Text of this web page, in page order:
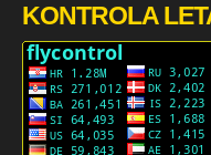
KONTROLA